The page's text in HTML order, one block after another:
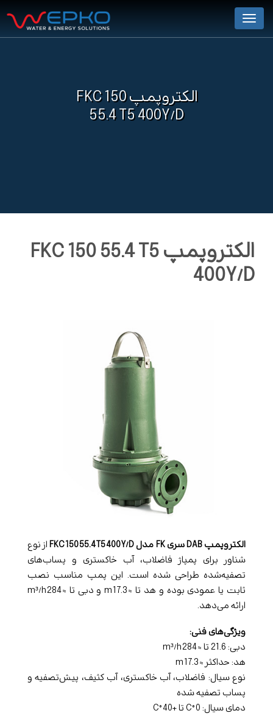
Menu
الکتروپمپ FKC 150
55.4 T5 400Y/D
الکتروپمپ FKC 150 55.4 T5
400Y/D
الکتروپمپ DAB سری FK مدل FKC 150 55.4 T5 400Y/D
از نوع
شناور برای پمپاژ فاضلاب، آب خاکستری و پساب‌های
تصفیه‌شده طراحی شده است. این پمپ مناسب نصب
ثابت یا عمودی بوده و هد تا ≈ 17.3 m و دبی تا ≈ 284 m³/h
ارائه می‌دهد.
ویژگی‌های فنی:
دبی: 21.6 تا ≈ 284 m³/h
هد: حداکثر ≈ 17.3 m
نوع سیال: فاضلاب، آب خاکستری، آب کثیف، پیش‌تصفیه و
پساب تصفیه شده
دمای سیال: 0 °C تا +40 °C